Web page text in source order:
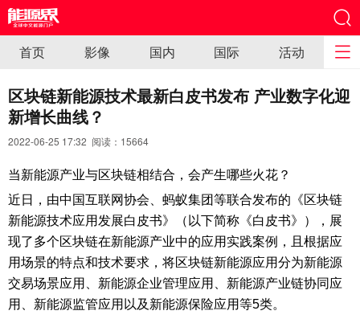
首页 影像 国内 国际 活动
区块链新能源技术最新白皮书发布 产业数字化迎
新增长曲线？
2022-06-25 17:32 阅读： 15664
当新能源产业与区块链相结合，会产生哪些火花？
近日，由中国互联网协会、蚂蚁集团等联合发布的《区块链
新能源技术应用发展白皮书》（以下简称《白皮书》），展
现了多个区块链在新能源产业中的应用实践案例，且根据应
用场景的特点和技术要求，将区块链新能源应用分为新能源
交易场景应用、新能源企业管理应用、新能源产业链协同应
用、新能源监管应用以及新能源保险应用等5类。